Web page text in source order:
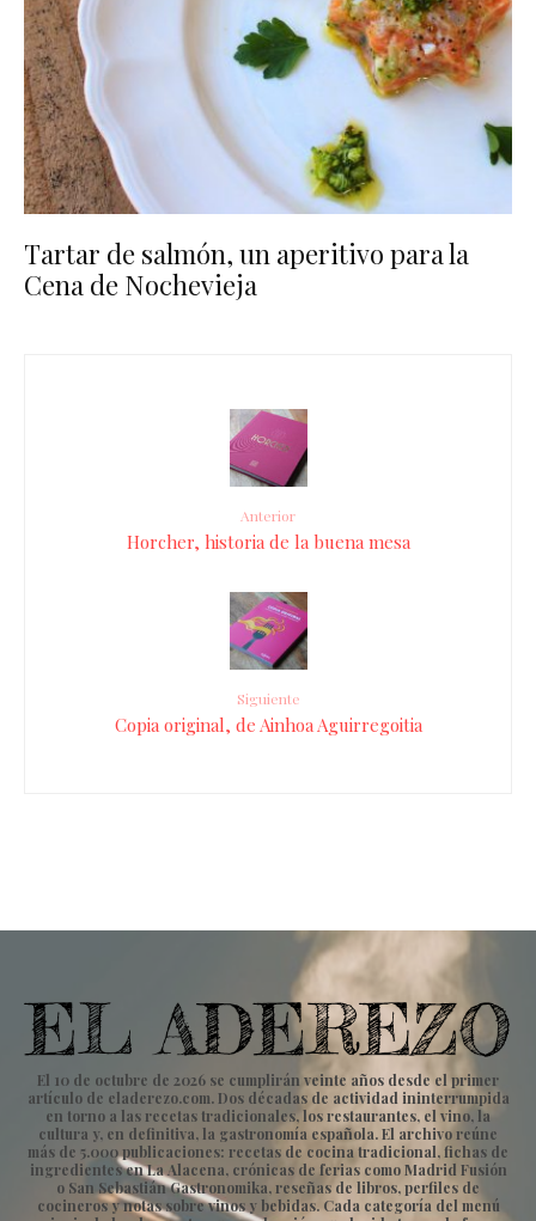
Tartar de salmón, un aperitivo para la
Cena de Nochevieja
Anterior
Horcher, historia de la buena mesa
Siguiente
Copia original, de Ainhoa Aguirregoitia
El 10 de octubre de 2026 se cumplirán veinte años desde el primer
artículo de eladerezo.com. Dos décadas de actividad ininterrumpida
en torno a las recetas tradicionales, los restaurantes, el vino, la
cultura y, en definitiva, la gastronomía española. El archivo reúne
más de 5.000 publicaciones: recetas de cocina tradicional, fichas de
ingredientes en La Alacena, crónicas de ferias como Madrid Fusión
o San Sebastián Gastronomika, reseñas de libros, perfiles de
cocineros y notas sobre vinos y bebidas. Cada categoría del menú